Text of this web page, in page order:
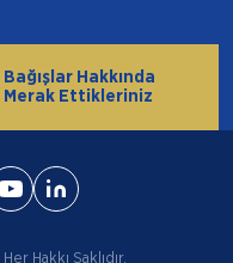
Bağışlar Hakkında
Merak Ettikleriniz
Her Hakkı Saklıdır.